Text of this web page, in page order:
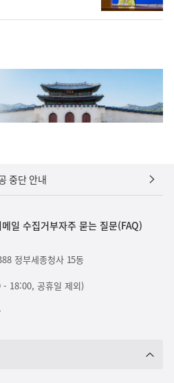
중단 안내
메일 수집거부자주 묻는 질문(FAQ)
정부세종청사 15동
18:00, 공휴일 제외)